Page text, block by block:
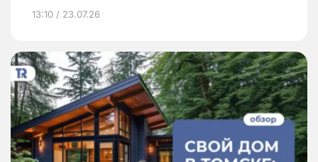
13:10 / 23.07.26